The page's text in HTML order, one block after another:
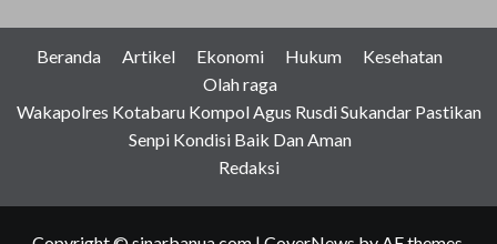
Beranda Artikel Ekonomi Hukum
Kesehatan
Olah raga
Wakapolres Kotabaru Kompol Agus Rusdi Sukandar Pastikan
Senpi Kondisi Baik Dan Aman
Redaksi